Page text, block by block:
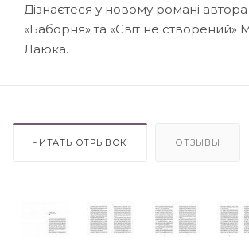
Дізнаєтеся у новому романі
«Баборня» та «Світ не створений»
Лаюка.
ЧИТАТЬ ОТРЫВОК ОТЗЫВЫ